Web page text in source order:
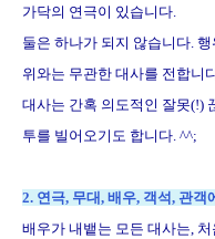
가닥의 연극이 있습니다.
둘은 하나가 되지 않습니다.
위와는 무관한 대사를 전합니
대사는 간혹 의도적인 잘못(!)
투를 빌어오기도 합니다. ^^;
2. 연극, 무대, 배우, 객석, 관객
배우가 내뱉는 모든 대사는,